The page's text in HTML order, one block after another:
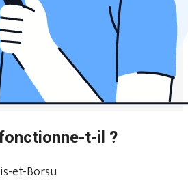
t-il ?
et-Borsu